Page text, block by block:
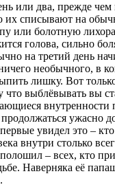
или два, прежде чем
списывают на
или болотную
голова, сильно
на третий день
необычного, в
лишку. Вот
что выблёвывать вы
внутренности
ужасно
увидел это –
внутри столько
– всех, кто
Наверняка её